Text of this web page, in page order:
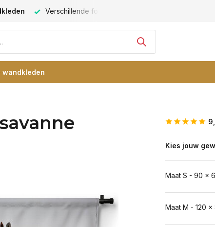
Verschillende formaten -
wandkleden
Kies jouw
Maat S - 90 x
Maat M - 120 x